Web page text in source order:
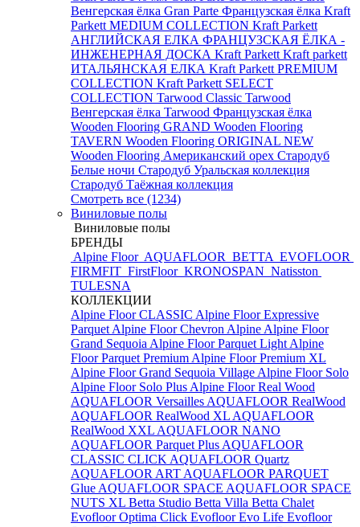
Венгерская ёлка Gran Parte Французская ёлка Kraft
Parkett MEDIUM COLLECTION Kraft Parkett
АНГЛИЙСКАЯ ЕЛКА ФРАНЦУЗСКАЯ ЁЛКА -
ИНЖЕНЕРНАЯ ДОСКА Kraft Parkett Kraft parkett
ИТАЛЬЯНСКАЯ ЕЛКА Kraft Parkett PREMIUM
COLLECTION Kraft Parkett SELECT
COLLECTION Tarwood Classic Tarwood
Венгерская ёлка Tarwood Французская ёлка
Wooden Flooring GRAND Wooden Flooring
TAVERN Wooden Flooring ORIGINAL NEW
Wooden Flooring Американский орех Стародуб
Белые ночи Стародуб Уральская коллекция
Стародуб Таёжная коллекция
Смотреть все (1234)
Виниловые полы
Виниловые полы
БРЕНДЫ
Alpine Floor AQUAFLOOR BETTA EVOFLOOR
FIRMFIT FirstFloor KRONOSPAN Natisston
TULESNA
КОЛЛЕКЦИИ
Alpine Floor CLASSIC Alpine Floor Expressive
Parquet Alpine Floor Chevron Alpine Alpine Floor
Grand Sequoia Alpine Floor Parquet Light Alpine
Floor Parquet Premium Alpine Floor Premium XL
Alpine Floor Grand Sequoia Village Alpine Floor Solo
Alpine Floor Solo Plus Alpine Floor Real Wood
AQUAFLOOR Versailles AQUAFLOOR RealWood
AQUAFLOOR RealWood XL AQUAFLOOR
RealWood XXL AQUAFLOOR NANO
AQUAFLOOR Parquet Plus AQUAFLOOR
CLASSIC CLICK AQUAFLOOR Quartz
AQUAFLOOR ART AQUAFLOOR PARQUET
Glue AQUAFLOOR SPACE AQUAFLOOR SPACE
NUTS XL Betta Studio Betta Villa Betta Chalet
Evofloor Optima Click Evofloor Evo Life Evofloor